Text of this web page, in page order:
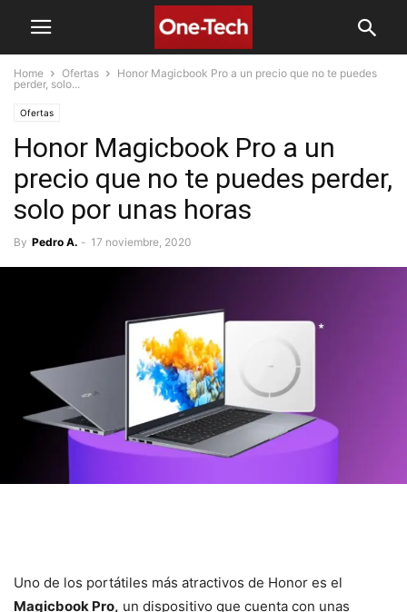
Home Ofertas
Honor Magicbook Pro a un precio que no te puedes
perder, solo...
Ofertas
Honor Magicbook Pro a un
precio que no te puedes perder,
solo por unas horas
By Pedro A. - 17 noviembre, 2020
Uno de los portátiles más atractivos de Honor es el
Magicbook Pro, un dispositivo que cuenta con unas